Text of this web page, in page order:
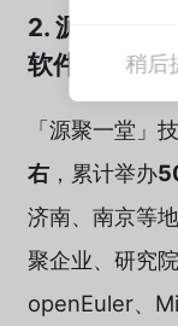
稍后
2. 源聚一堂
软件园区
「源聚一堂」
右，累计举办
济南、南京等
聚企业、研究
openEuler、